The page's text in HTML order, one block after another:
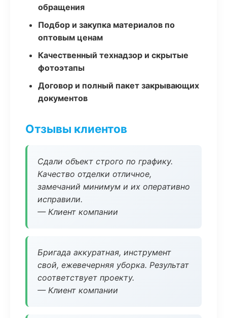
обращения
Подбор и закупка материалов по
оптовым ценам
Качественный технадзор и скрытые
фотоэтапы
Договор и полный пакет закрывающих
документов
Отзывы клиентов
Сдали объект строго по графику.
Качество отделки отличное,
замечаний минимум и их оперативно
исправили.
— Клиент компании
Бригада аккуратная, инструмент
свой, ежевечерняя уборка. Результат
соответствует проекту.
— Клиент компании